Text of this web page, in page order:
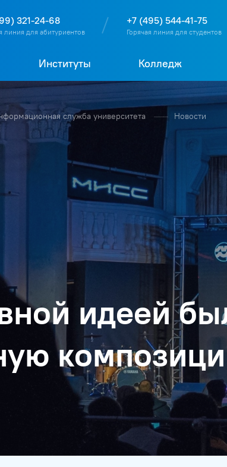
О
321-24-68
линия для абитуриентов
+7 (495) 544-41-75
Горячая линия для студентов
Институты Колледж
служба университета Новости
идеей